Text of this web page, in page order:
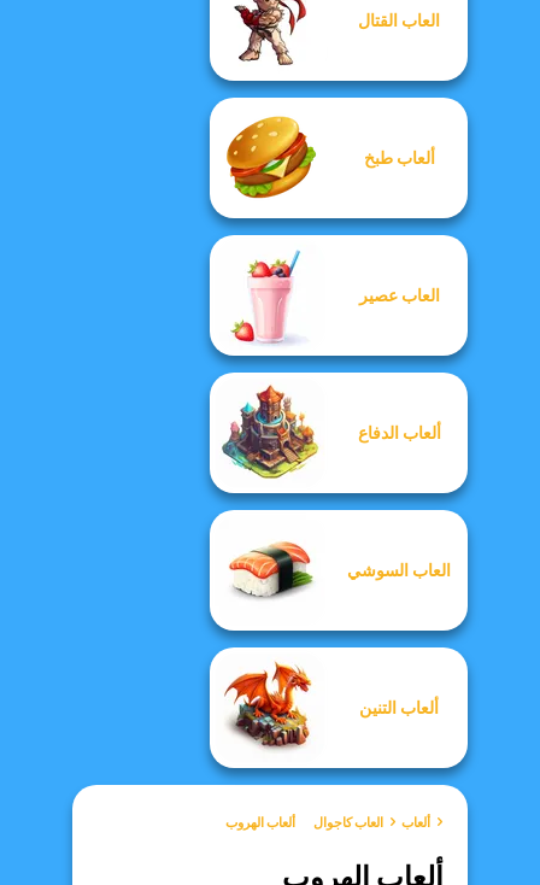
العاب القتال
ألعاب طبخ
العاب عصير
ألعاب الدفاع
العاب السوشي
ألعاب التنين
ألعاب العاب كاجوال ألعاب الهروب
ألعاب الهروب